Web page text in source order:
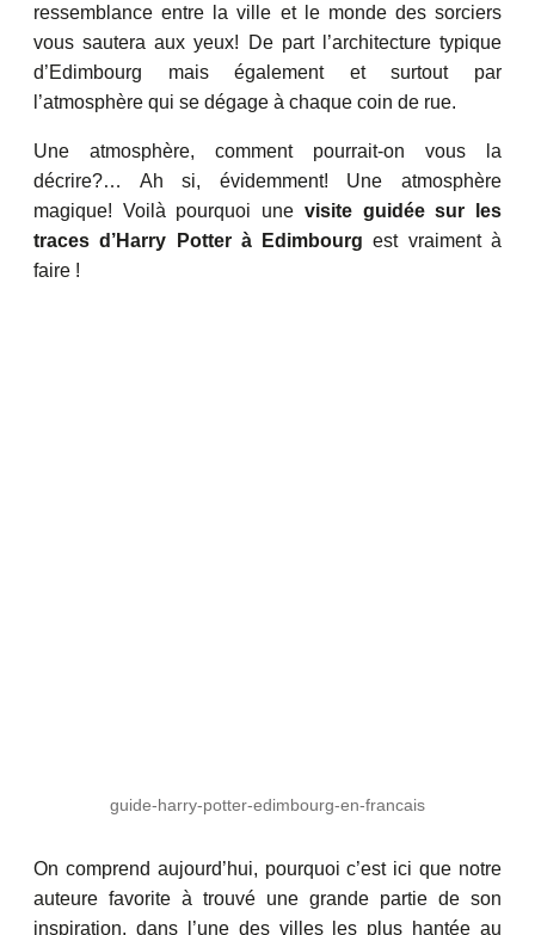
ressemblance entre la ville et le monde des sorciers
vous sautera aux yeux! De part l’architecture typique
d’Edimbourg mais également et surtout par
l’atmosphère qui se dégage à chaque coin de rue.
Une atmosphère, comment pourrait-on vous la
décrire?… Ah si, évidemment! Une atmosphère
magique! Voilà pourquoi une visite guidée sur les
traces d’Harry Potter à Edimbourg est vraiment à
faire !
guide-harry-potter-edimbourg-en-francais
On comprend aujourd’hui, pourquoi c’est ici que notre
auteure favorite à trouvé une grande partie de son
inspiration, dans l’une des villes les plus hantée au